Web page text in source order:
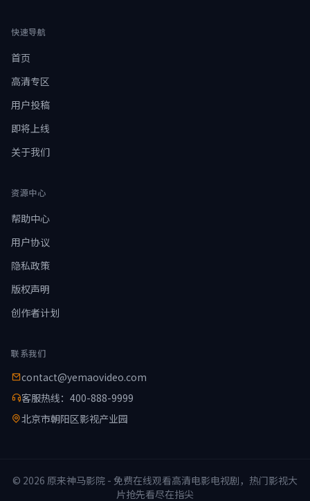
快速导航
首页
高清专区
用户投稿
即将上线
关于我们
资源中心
帮助中心
用户协议
隐私政策
版权声明
创作者计划
联系我们
contact@yemaovideo.com
客服热线：400-888-9999
北京市朝阳区影视产业园
© 2026 原来神马影院 - 免费在线观看高清电影电视剧，热门影视大
片抢先看尽在指尖